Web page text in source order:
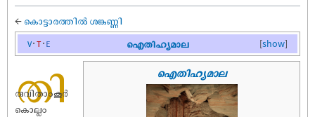
← കൊട്ടാരത്തിൽ ശങ്കുണ്ണി
[show]
v t e ഐതിഹ്യമാല
ഐതിഹ്യമാല
തി
രുവിതാംകൂർ
കൊല്ലം